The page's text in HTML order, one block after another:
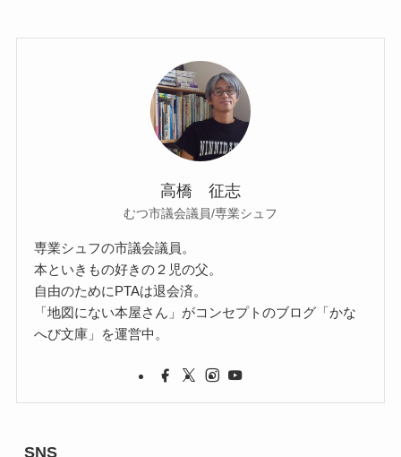
高橋 征志
むつ市議会議員/専業シュフ
専業シュフの市議会議員。
本といきもの好きの２児の父。
自由のためにPTAは退会済。
「地図にない本屋さん」がコンセプトのブログ「かな
へび文庫」を運営中。
SNS